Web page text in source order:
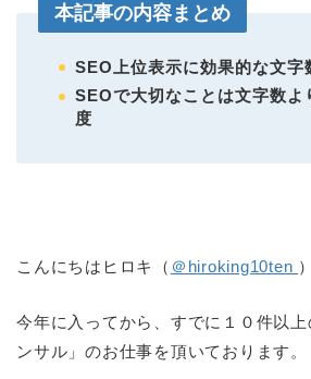
本記事の内容まとめ
SEO上位表示に効果的な文字
SEOで大切なことは文字数よ
度
こんにちはヒロキ（ ＠hiroking10ten
今年に入ってから、すでに１０件以
ンサル」のお仕事を頂いております。